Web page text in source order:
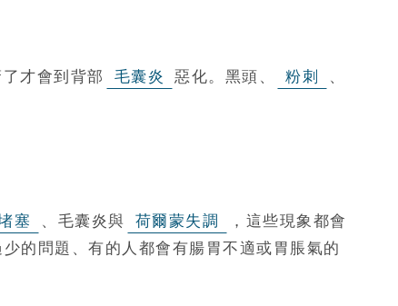
才會到背部 毛囊炎 惡化。黑頭、 粉刺
、
塞 、毛囊炎與 荷爾蒙失調
，這些現象都會
的問題、有的人都會有腸胃不適或胃脹氣的